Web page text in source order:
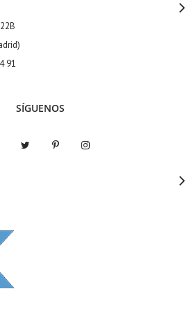
91
SÍGUENOS